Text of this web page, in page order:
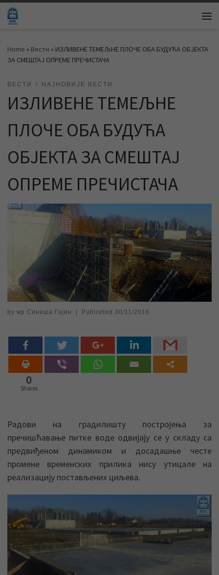
Skip to content
Home » Вести » ИЗЛИВЕНЕ ТЕМЕЉНЕ ПЛОЧЕ ОБА БУДУЋА ОБЈЕКТА
ЗА СМЕШТАЈ ОПРЕМЕ ПРЕЧИСТАЧА
ВЕСТИ НАЈНОВИЈЕ ВЕСТИ
ИЗЛИВЕНЕ ТЕМЕЉНЕ
ПЛОЧЕ ОБА БУДУЋА
ОБЈЕКТА ЗА СМЕШТАЈ
ОПРЕМЕ ПРЕЧИСТАЧА
by мр Синиша Гајин Published 30/11/2016
0
Shares
Радови на градилишту постројења за
пречишћавање питке воде одвијају се у складу са
предвиђеном динамиком и досадашње честе
промене временских прилика нису утицале на
реализацију постављених циљева.